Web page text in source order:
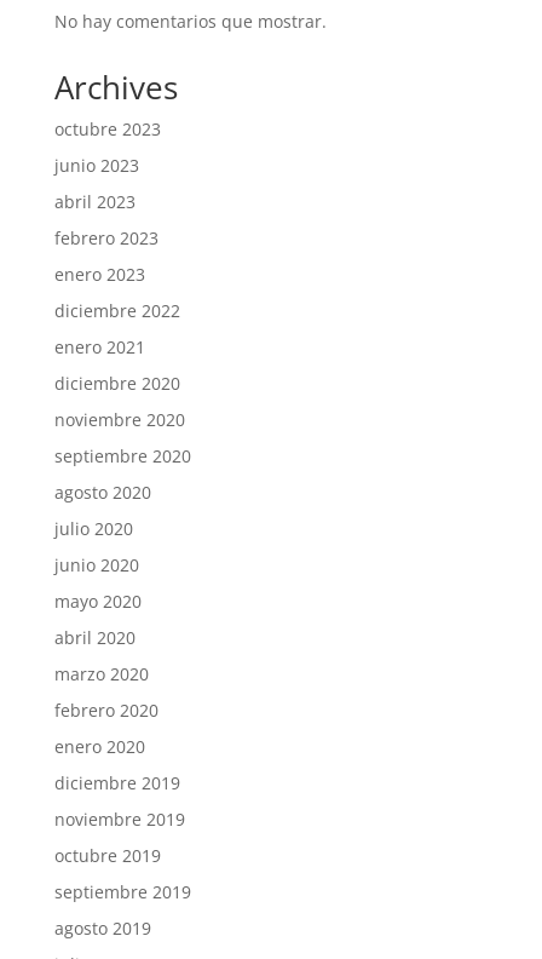
No hay comentarios que mostrar.
Archives
octubre 2023
junio 2023
abril 2023
febrero 2023
enero 2023
diciembre 2022
enero 2021
diciembre 2020
noviembre 2020
septiembre 2020
agosto 2020
julio 2020
junio 2020
mayo 2020
abril 2020
marzo 2020
febrero 2020
enero 2020
diciembre 2019
noviembre 2019
octubre 2019
septiembre 2019
agosto 2019